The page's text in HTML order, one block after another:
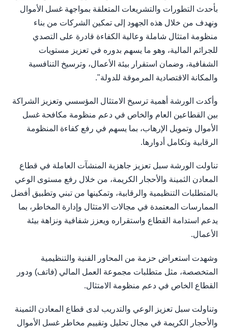
بأحدث التطورات والتشريعات المتعلقة بمواجهة غسل الأموال
ونهدف من خلال هذه الجهود إلى تمكين الشركات من بناء
منظومة امتثال شاملة وعالية الكفاءة قادرة على التصدي
للجرائم المالية، وهو ما يسهم بدوره في تعزيز مستويات
الشفافية، وضمان استقرار بيئة الأعمال، وترسيخ التنافسية
والمكانة الاقتصادية المرموقة للدولة".
وأكدت الورشة أهمية ترسيخ الامتثال المؤسسي وتعزيز الشراكة
بين القطاعين العام والخاص في دعم منظومة مكافحة غسل
الأموال وتمويل الإرهاب، بما يسهم في رفع كفاءة المنظومة
الرقابية وتكامل أدوارها.
تناولت الورشة سبل تعزيز جاهزية المنشآت العاملة في قطاع
المعادن الثمينة والأحجار الكريمة، من خلال رفع مستوى الوعي
بالمتطلبات التنظيمية والرقابية، وتمكينها من تبني وتطبيق أفضل
الممارسات المعتمدة في مجالات الامتثال وإدارة المخاطر، بما
يدعم استدامة القطاع واستقراره ويعزز شفافية ونزاهة بيئة
الأعمال.
وشهدت استعراض حزمة من المحاور الفنية والتنظيمية
المتخصصة، مثل متطلبات مجموعة العمل المالي (فاتف) ودور
القطاع الخاص في دعم منظومة الامتثال.
وتناولت سبل تعزيز الوعي والتدريب لدى قطاع المعادن الثمينة
والأحجار الكريمة في مجال تحليل وتقييم مخاطر غسل الأموال